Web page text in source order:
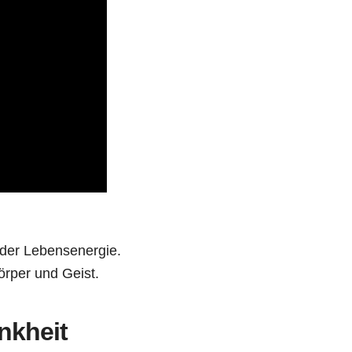
Lebensenergie.
und Geist.